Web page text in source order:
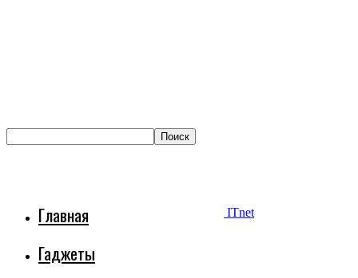
ITnet
Главная
Гаджеты